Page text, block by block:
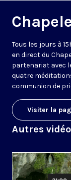
Tous les jours à
en direct du
partenariat avec
quatre
communion de
Visiter la
Autres